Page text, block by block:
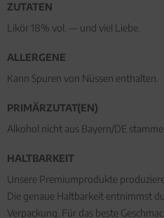
ZUTATEN
Likör 18% vol. — und viel Liebe.
ALLERGENE
Kann Spuren von Nüssen enthalten.
PRIMÄRZUTAT(EN)
Alkohol nicht aus Bayern/DE
HALTBARKEIT
Unsere Premiumprodukte
Die genaue Haltbarkeit entnimmst
Verpackung. Für das beste